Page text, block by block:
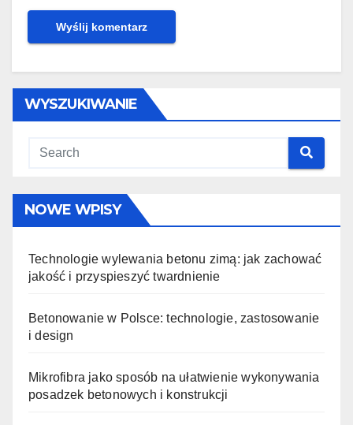
WYSZUKIWANIE
NOWE WPISY
Technologie wylewania betonu zimą: jak zachować
jakość i przyspieszyć twardnienie
Betonowanie w Polsce: technologie, zastosowanie
i design
Mikrofibra jako sposób na ułatwienie wykonywania
posadzek betonowych i konstrukcji